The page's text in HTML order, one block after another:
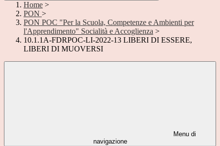
Home >
PON >
PON POC "Per la Scuola, Competenze e Ambienti per
l'Apprendimento" Socialità e Accoglienza >
10.1.1A-FDRPOC-LI-2022-13 LIBERI DI ESSERE,
LIBERI DI MUOVERSI
Menu di
navigazione